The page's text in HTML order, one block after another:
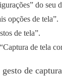
do seu
opções de tela”.
de tela”.
de tela
de